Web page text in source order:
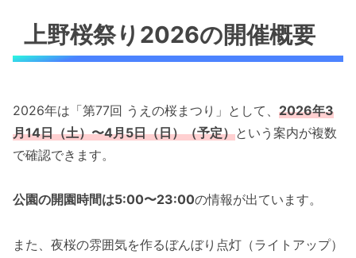
上野桜祭り2026の開催概要
2026年は「第77回 うえの桜まつり」として、 2026年3
月14日（土）〜4月5日（日）（予定）という案内が複数
で確認できます。
公園の開園時間は5:00〜23:00の情報が出ています。
また、夜桜の雰囲気を作るぼんぼり点灯（ライトアップ）